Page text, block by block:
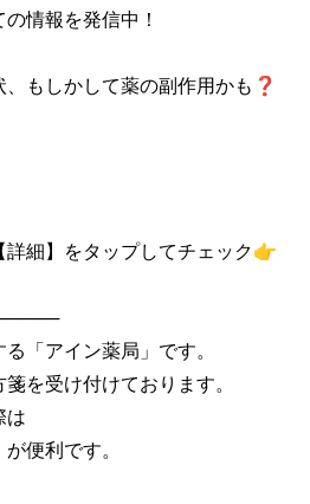
情報を発信中！
もしかして薬の副作用かも❓
細】をタップしてチェック👉
「アイン薬局」です。
を受け付けております。
は
便利です。